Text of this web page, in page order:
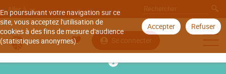
En poursuivant votre navigation sur ce
site, vous acceptez l'utilisation de
cookies à des fins de mesure d'audience
(statistiques anonymes).
Accepter Refuser
Aller à
Se connecter